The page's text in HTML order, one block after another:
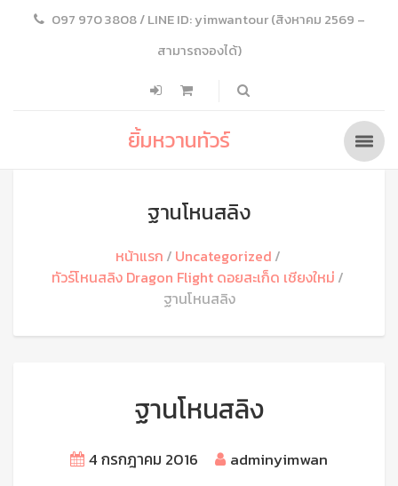
097 970 3808 / LINE ID: yimwantour (สิงหาคม 2569 –
สามารถจองได้)
ยิ้มหวานทัวร์
ฐานโหนสลิง
หน้าแรก
Uncategorized
ทัวร์โหนสลิง Dragon Flight ดอยสะเก็ด เชียงใหม่
ฐานโหนสลิง
ฐานโหนสลิง
4 กรกฎาคม 2016 adminyimwan